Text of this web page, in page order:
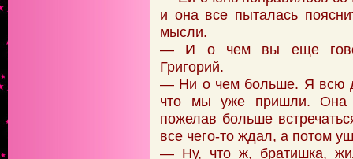
и она все пыталась
мысли.
— И о чем вы еще
Григорий.
— Ни о чем больше. Я всю
что мы уже пришли. Она
пожелав больше
все чего-то ждал, а потом
— Ну, что ж, братишка,